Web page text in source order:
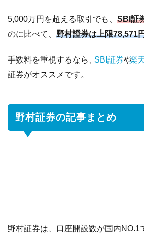
5,000万円を超える取引でも、 SBI証
のに比べて、 野村證券は上限78,571
手数料を重視するなら、SBI証券や楽
証券がオススメです。
野村証券の記事まとめ
野村証券は、口座開設数が国内NO.1